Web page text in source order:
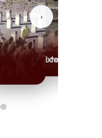
Mixteca
›